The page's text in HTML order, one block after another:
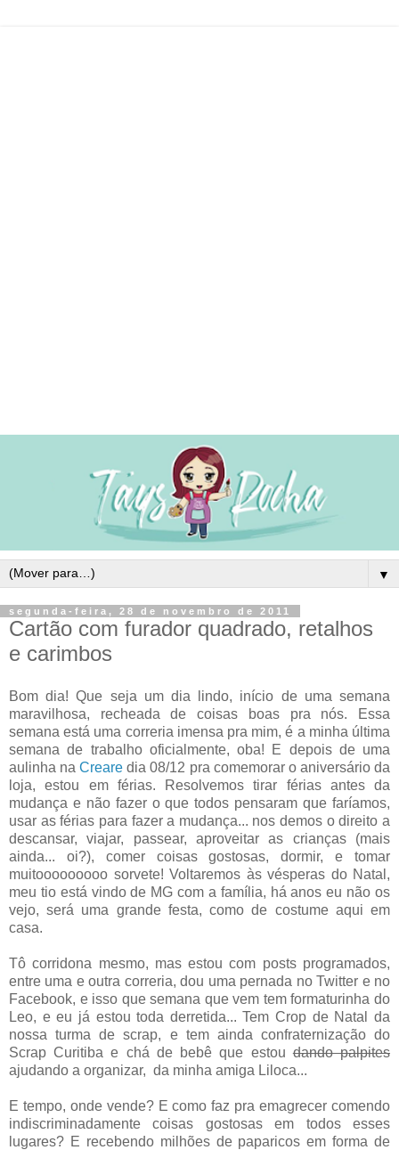
▼
segunda-feira, 28 de novembro de 2011
Cartão com furador quadrado, retalhos
e carimbos
Bom dia! Que seja um dia lindo, início de uma semana
maravilhosa, recheada de coisas boas pra nós. Essa
semana está uma correria imensa pra mim, é a minha última
semana de trabalho oficialmente, oba! E depois de uma
aulinha naCreare dia 08/12 pra comemorar o aniversário da
loja, estou em férias. Resolvemos tirar férias antes da
mudança e não fazer o que todos pensaram que faríamos,
usar as férias para fazer a mudança... nos demos o direito a
descansar, viajar, passear, aproveitar as crianças (mais
ainda... oi?), comer coisas gostosas, dormir, e tomar
muitooooooooo sorvete! Voltaremos às vésperas do Natal,
meu tio está vindo de MG com a família, há anos eu não os
vejo, será uma grande festa, como de costume aqui em
casa.
Tô corridona mesmo, mas estou com posts programados,
entre uma e outra correria, dou uma pernada no Twitter e no
Facebook, e isso que semana que vem tem formaturinha do
Leo, e eu já estou toda derretida... Tem Crop de Natal da
nossa turma de scrap, e tem ainda confraternização do
Scrap Curitiba e chá de bebê que estoudando palpites
ajudando a organizar, da minha amiga Liloca...
E tempo, onde vende? E como faz pra emagrecer comendo
indiscriminadamente coisas gostosas em todos esses
lugares? E recebendo milhões de paparicos em forma de